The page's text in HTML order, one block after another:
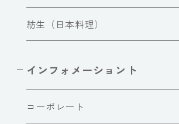
紡生（日本料理）
インフォメーショント
コーポレート